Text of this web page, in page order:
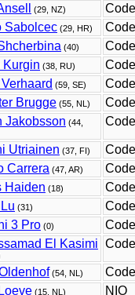
(29, NZ)
Sabolcec (29, HR)
(40)
Kurgin (38, RU)
(59, SE)
Brugge (55, NL)
Jakobsson (44,
Utriainen (37, FI)
Carrera (47, AR)
Haiden (18)
(31)
3 Pro (0)
El Kasimi
(54, NL)
(15, NL) NIO